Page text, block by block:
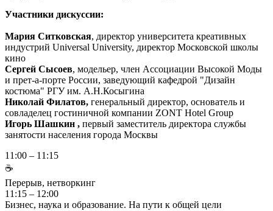
Участники дискуссии:
Мария Ситковская, директор университета креативных
индустрий Universal University, директор Московской школы
кино
Сергей Сысоев, модельер, член Ассоциации Высокой Моды
и прет-а-порте России, заведующий кафедрой "Дизайн
костюма" РГУ им. А.Н.Косыгина
Николай Филатов, генеральный директор, основатель и
совладелец гостиничной компании ZONT Hotel Group
Игорь Шашкин , первый заместитель директора службы
занятости населения города Москвы
11:00 – 11:15
☕
Перерыв, нетворкинг
11:15 – 12:00
Бизнес, наука и образование. На пути к общей цели